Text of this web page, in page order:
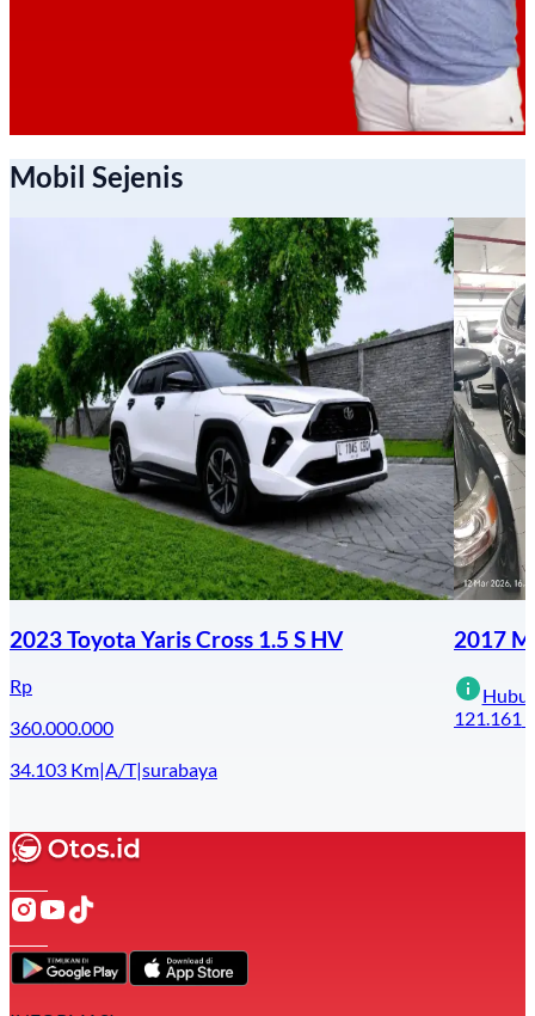
Mobil Sejenis
2023 Toyota Yaris Cross 1.5 S HV
Rp
360.000.000
34.103 Km|A/T|surabaya
2017
121.161